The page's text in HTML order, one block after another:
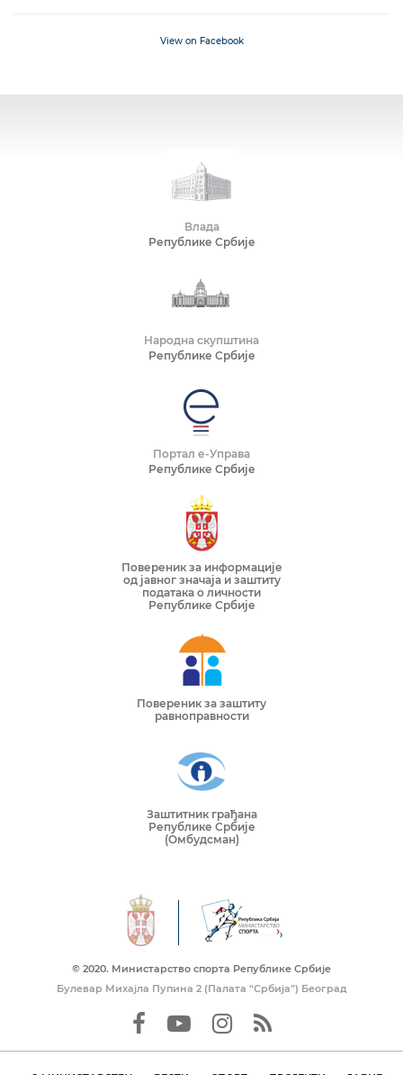
View on Facebook
Влада
Републике Србије
Народна скупштина
Републике Србије
Портал е-Управа
Републике Србије
Повереник за информације
од јавног значаја и заштиту
података о личности
Републике Србије
Повереник за заштиту
равноправности
Заштитник грађана
Републике Србије
(Омбудсман)
© 2020. Mинистарство спорта Републике Србије
Булевар Михајла Пупина 2 (Палата “Србија”) Београд